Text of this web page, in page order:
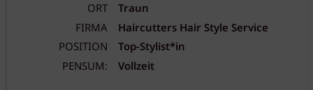
ORT
Traun
FIRMA
Haircutters Hair Style Service
POSITION
Top-Stylist*in
PENSUM:
Vollzeit